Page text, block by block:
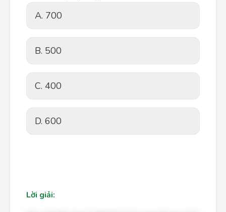
A. 700
B. 500
C. 400
D. 600
Lời giải: